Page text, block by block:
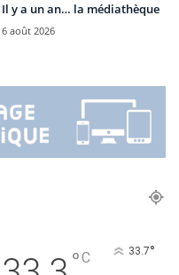
Il y a un an… la médiathèque
6 août 2026
°C 33.7°